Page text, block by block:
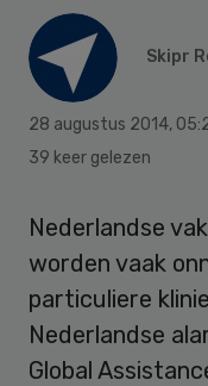
Skipr
28 augustus 2014,
39 keer gelezen
Nederlandse
worden vaak
particuliere
Nederlandse
Global